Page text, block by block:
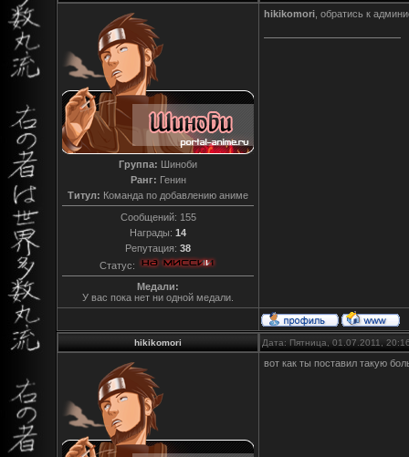
Группа: Шиноби
Ранг: Генин
Титул: Команда по добавлению аниме
Сообщений: 155
Награды: 14
Репутация: 38
Статус:
Медали:
У вас пока нет ни одной медали.
hikikomori , обратись к
hikikomori Дата: Пятница, 01.07.2011,
вот как ты поставил такую